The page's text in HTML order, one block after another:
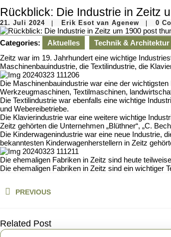
Rückblick: Die Industrie in Zeitz
21. Juli 202421.
Juli
2024
Erik Esot van AgenewErik
Esot
van
Agenew
0
Categories: Aktuelles Technik & Architektur
Zeitz war im 19. Jahrhundert eine wichtige
Maschinenbauindustrie, die Textilindustrie, die
Die Maschinenbauindustrie war eine der
Werkzeugmaschinen, Textilmaschinen,
Die Textilindustrie war ebenfalls eine wichtige
und Webereibetriebe.
Die Klavierindustrie war eine weitere wichtige
Zeitz gehörten die Unternehmen „Blüthner“, „C.
Die Kinderwagenindustrie war eine neue Industrie,
bekanntesten Kinderwagenherstellern in Zeitz
Die ehemaligen Fabriken in Zeitz sind heute
Die ehemaligen Fabriken in Zeitz sind ein wichtiger
PREVIOUS
post:
Related Post